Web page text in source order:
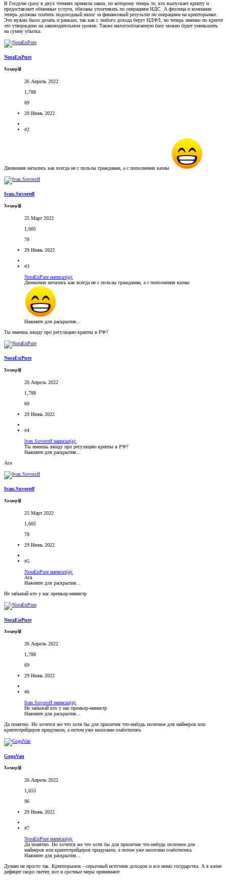
В Госдуме сразу в двух чтениях приняли закон, по которому теперь те, кто выпускает крипту и
предоставляет обменные услуги, обязаны уплачивать по операциям НДС. А физлица и компании
теперь должны платить подоходный налог за финансовый результат по операциям на крипторынке.
Это нужно было делать и раньше, так как с любого дохода берут НДФЛ, но теперь именно по крипте
это утверждено на законодательном уровне. Также малогооблагаемую базу можно будет уменьшить
на сумму убытка.
NoraEnPure
Холдер🥉
26 Апрель 2022
1,788
69
29 Июнь 2022
#2
Движения начались как всегда не с пользы гражданам, а с пополнения казны
Ivan.Suvoroff
Холдер🥉
25 Март 2022
1,605
78
29 Июнь 2022
#3
NoraEnPure написал(а):
Движения начались как всегда не с пользы гражданам, а с пополнения казны
Нажмите для раскрытия...
Ты имеешь ввиду про регуляцию крипты в РФ?
NoraEnPure
Холдер🥉
26 Апрель 2022
1,788
69
29 Июнь 2022
#4
Ivan.Suvoroff написал(а):
Ты имеешь ввиду про регуляцию крипты в РФ?
Нажмите для раскрытия...
Ага
Ivan.Suvoroff
Холдер🥉
25 Март 2022
1,605
78
29 Июнь 2022
#5
NoraEnPure написал(а):
Ага
Нажмите для раскрытия...
Не забывай кто у нас премьер-министр
NoraEnPure
Холдер🥉
26 Апрель 2022
1,788
69
29 Июнь 2022
#6
Ivan.Suvoroff написал(а):
Не забывай кто у нас премьер-министр
Нажмите для раскрытия...
Да понятно. Но хочется же что хотя бы для приличия что-нибудь полезное для майнеров или
криптотрейдеров придумали, а потом уже налогами озаботились
GogaVan
Холдер🥉
26 Апрель 2022
1,653
96
29 Июнь 2022
#7
NoraEnPure написал(а):
Да понятно. Но хочется же что хотя бы для приличия что-нибудь полезное для
майнеров или криптотрейдеров придумали, а потом уже налогами озаботились
Нажмите для раскрытия...
Думаю не просто так. Крипторынок - серьезный источник доходов и все мимо государства. А в казне
дефицит скоро светит, вот и срочные меры принимают